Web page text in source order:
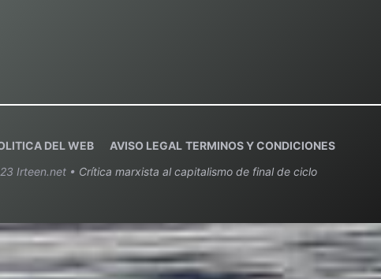
DEL WEB AVISO LEGAL TERMINOS Y CONDICIONES
Irteen.net • Crítica marxista al capitalismo de final de ciclo